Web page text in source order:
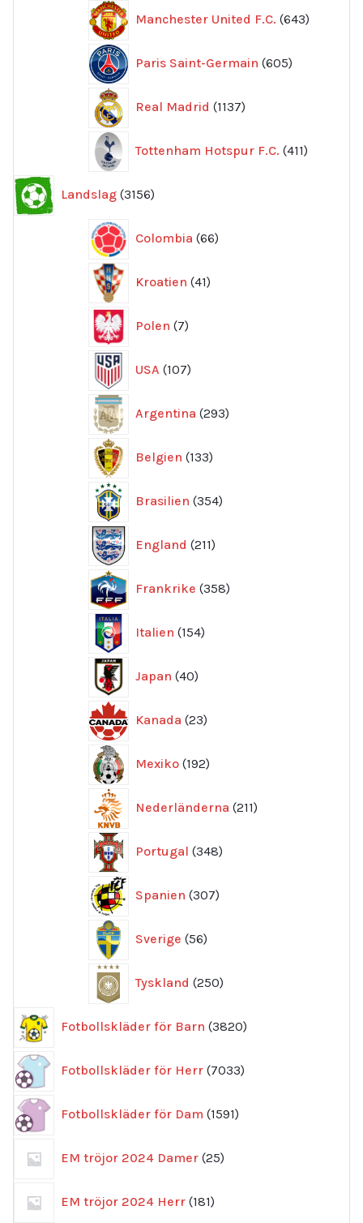
Manchester United F.C. 643
Paris Saint-Germain 605
produkter
Real Madrid 1137
produkter
Tottenham Hotspur F.C. 411
produkter
Landslag 3156
produkter
Colombia 66
produkter
Kroatien 41
produkter
Polen 7
produkter
USA 107
produkter
Argentina 293
produkter
Belgien 133
produkter
Brasilien 354
produkter
England 211
produkter
Frankrike 358
produkter
Italien 154
produkter
Japan 40
produkter
Kanada 23
produkter
Mexiko 192
produkter
Nederländerna 211
produkter
Portugal 348
produkter
Spanien 307
produkter
Sverige 56
produkter
Tyskland 250
produkter
Fotbollskläder för Barn 3820
produkter
Fotbollskläder för Herr 7033
produkter
Fotbollskläder för Dam 1591
produkter
EM tröjor 2024 Damer 25
produkter
EM tröjor 2024 Herr 181
produkter